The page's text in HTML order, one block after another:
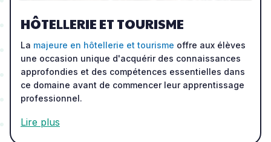
HÔTELLERIE ET TOURISME
La majeure en hôtellerie et tourisme offre aux élèves
une occasion unique d'acquérir des connaissances
approfondies et des compétences essentielles dans
ce domaine avant de commencer leur apprentissage
professionnel.
Lire plus